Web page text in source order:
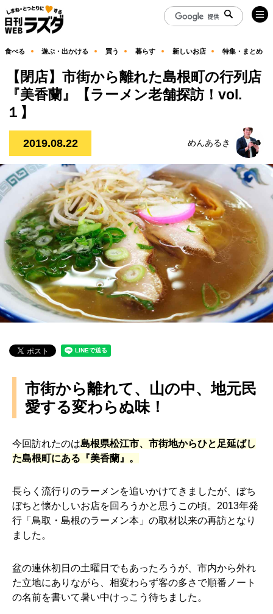
食べる 遊ぶ・出かける 買う 暮らす 新しいお店 特集・まとめ
【閉店】市街から離れた島根町の行列店
『美香蘭』【ラーメン老舗探訪！vol.
１】
2019.08.22 めんあるき
市街から離れて、山の中、地元民
愛する変わらぬ味！
今回訪れたのは島根県松江市、市街地からひと足延ばし
た島根町にある『美香蘭』。
長らく流行りのラーメンを追いかけてきましたが、ぼち
ぼちと懐かしいお店を回ろうかと思うこの頃。2013年発
行「鳥取・島根のラーメン本」の取材以来の再訪となり
ました。
盆の連休初日の土曜日でもあったろうが、市内から外れ
た立地にありながら、相変わらず客の多さで順番ノート
の名前を書いて暑い中けっこう待ちました。